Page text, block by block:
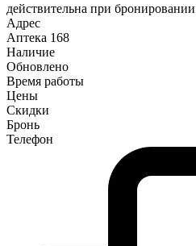
действительна при бронировании
Адрес
Аптека 168
Наличие
Обновлено
Время работы
Цены
Скидки
Бронь
Телефон